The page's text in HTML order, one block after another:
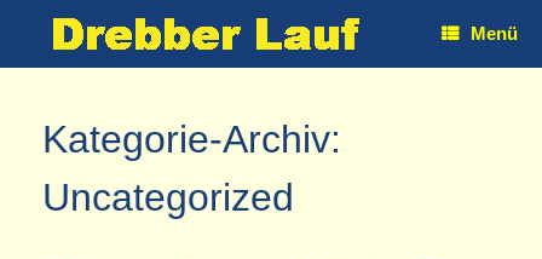
Menü
Kategorie-Archiv:
Uncategorized